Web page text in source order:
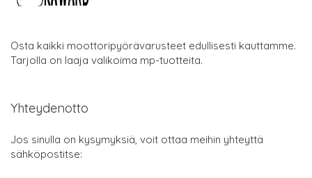
Osta kaikki moottoripyörävarusteet edullisesti kauttamme.
Tarjolla on laaja valikoima mp-tuotteita.
Yhteydenotto
Jos sinulla on kysymyksiä, voit ottaa meihin yhteyttä
sähköpostitse: